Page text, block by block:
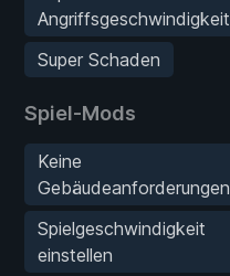
Angriffsgeschwindigkeit
Super Schaden
Spiel-Mods
Keine
Gebäudeanforderungen
Spielgeschwindigkeit
einstellen